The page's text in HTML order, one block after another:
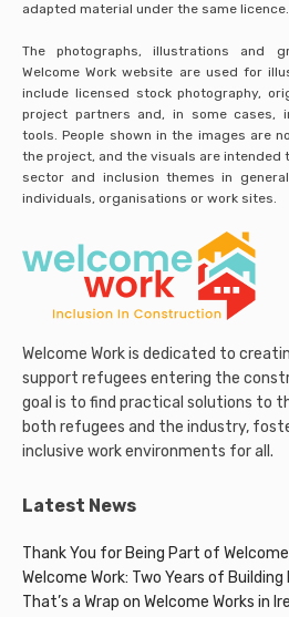
adapted material under the same licence.
The photographs, illustrations and
Welcome Work website are used for
include licensed stock photography,
project partners and, in some cases,
tools. People shown in the images are
the project, and the visuals are
sector and inclusion themes in
individuals, organisations or work sites.
Welcome Work is dedicated to
support refugees entering the
goal is to find practical solutions to
both refugees and the industry,
inclusive work environments for all.
Latest News
Thank You for Being Part of
Welcome Work: Two Years of
That’s a Wrap on Welcome Works in